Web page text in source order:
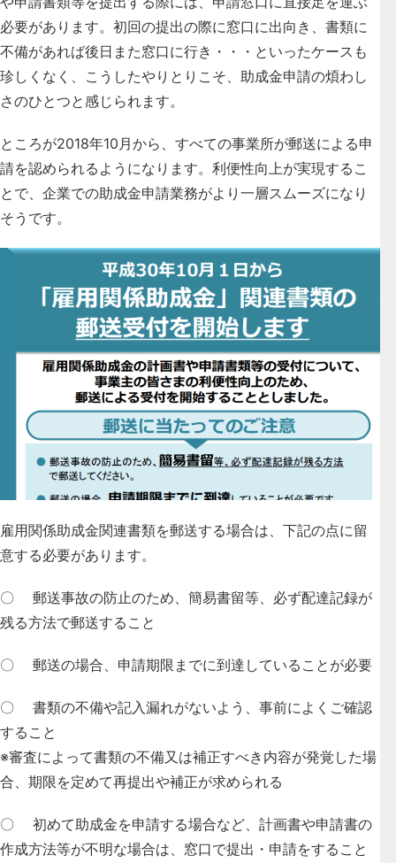
必要があります。初回の提出の際に窓口に出向き、書類に
不備があれば後日また窓口に行き・・・といったケースも
珍しくなく、こうしたやりとりこそ、助成金申請の煩わし
さのひとつと感じられます。
ところが2018年10月から、すべての事業所が郵送による申
請を認められるようになります。利便性向上が実現するこ
とで、企業での助成金申請業務がより一層スムーズになり
そうです。
雇用関係助成金関連書類を郵送する場合は、下記の点に留
意する必要があります。
〇 郵送事故の防止のため、簡易書留等、必ず配達記録が
残る方法で郵送すること
〇 郵送の場合、申請期限までに到達していることが必要
〇 書類の不備や記入漏れがないよう、事前によくご確認
すること
※審査によって書類の不備又は補正すべき内容が発覚した場
合、期限を定めて再提出や補正が求められる
〇 初めて助成金を申請する場合など、計画書や申請書の
作成方法等が不明な場合は、窓口で提出・申請をすること